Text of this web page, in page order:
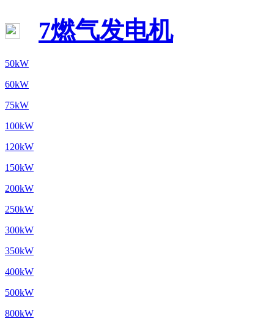
7燃气发电机
50kW
60kW
75kW
100kW
120kW
150kW
200kW
250kW
300kW
350kW
400kW
500kW
800kW